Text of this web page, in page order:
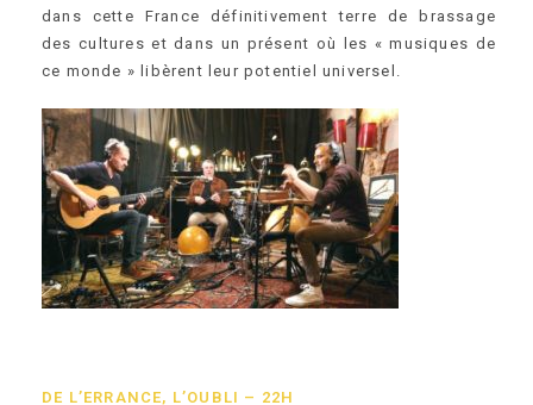
dans cette France définitivement terre de brassage
des cultures et dans un présent où les « musiques de
ce monde » libèrent leur potentiel universel.
DE L’ERRANCE, L’OUBLI – 22H